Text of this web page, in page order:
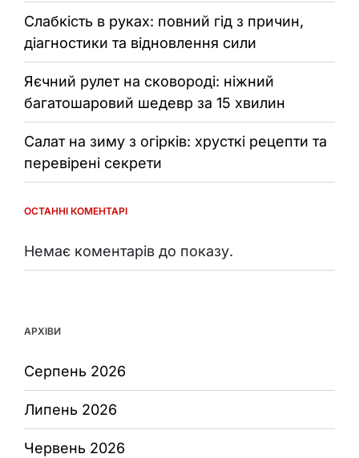
Слабкість в руках: повний гід з причин,
діагностики та відновлення сили
Яєчний рулет на сковороді: ніжний
багатошаровий шедевр за 15 хвилин
Салат на зиму з огірків: хрусткі рецепти та
перевірені секрети
ОСТАННІ КОМЕНТАРІ
Немає коментарів до показу.
АРХІВИ
Серпень 2026
Липень 2026
Червень 2026